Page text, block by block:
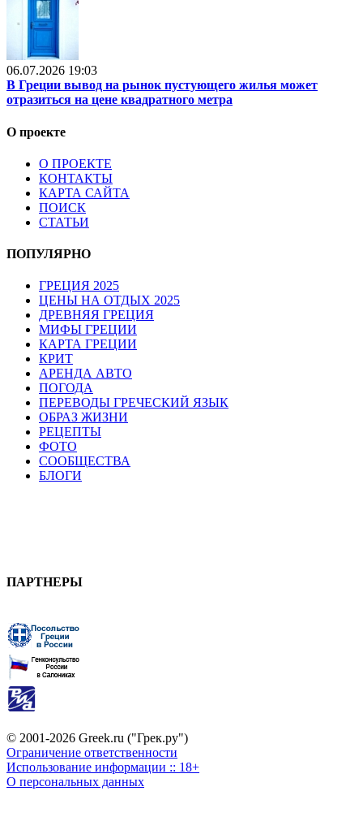
06.07.2026 19:03
В Греции вывод на рынок пустующего жилья может
отразиться на цене квадратного метра
О проекте
О ПРОЕКТЕ
КОНТАКТЫ
КАРТА САЙТА
ПОИСК
СТАТЬИ
ПОПУЛЯРНО
ГРЕЦИЯ 2025
ЦЕНЫ НА ОТДЫХ 2025
ДРЕВНЯЯ ГРЕЦИЯ
МИФЫ ГРЕЦИИ
КАРТА ГРЕЦИИ
КРИТ
АРЕНДА АВТО
ПОГОДА
ПЕРЕВОДЫ ГРЕЧЕСКИЙ ЯЗЫК
ОБРАЗ ЖИЗНИ
РЕЦЕПТЫ
ФОТО
СООБЩЕСТВА
БЛОГИ
ПАРТНЕРЫ
© 2001-2026 Greek.ru ("Грек.ру")
Ограничение ответственности
Использование информации :: 18+
О персональных данных